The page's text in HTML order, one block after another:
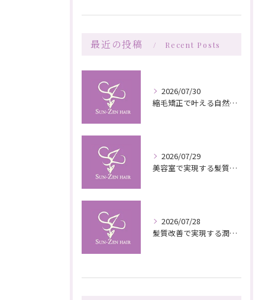
最近の投稿 Recent Posts
2026/07/30
縮毛矯正で叶える自然な艶としなやかさの秘訣
2026/07/29
美容室で実現する髪質改善の栄養補給技術
2026/07/28
髪質改善で実現する潤いと栄養のある美髪ケア